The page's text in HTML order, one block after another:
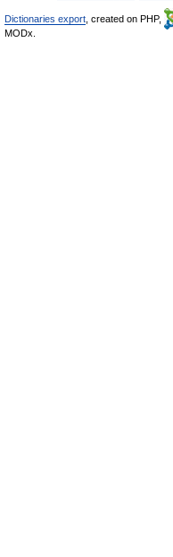
Dictionaries export , created on PHP,
MODx.